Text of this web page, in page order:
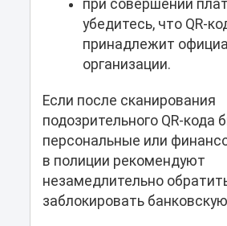
при совершении
убедитесь, что QR-
принадлежит
организации.
Если после сканирования
подозрительного QR-кода
персональные или
в полиции рекомендуют
незамедлительно
заблокировать